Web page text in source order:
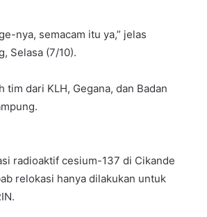
nya, semacam itu ya,” jelas
Selasa (7/10).
dari KLH, Gegana, dan Badan
radioaktif cesium-137 di Cikande
relokasi hanya dilakukan untuk